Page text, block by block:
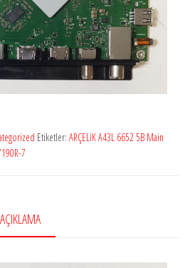
Etiketler: ARÇELİK A43L 6652 5B Main
7
AÇIKLAMA